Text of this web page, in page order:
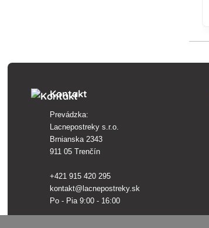
Kontakt
Prevádzka:
Lacnepostreky s.r.o.
Brnianska 2343
911 05 Trenčín
+421 915 420 295
kontakt@lacnepostreky.sk
Po - Pia 9:00 - 16:00